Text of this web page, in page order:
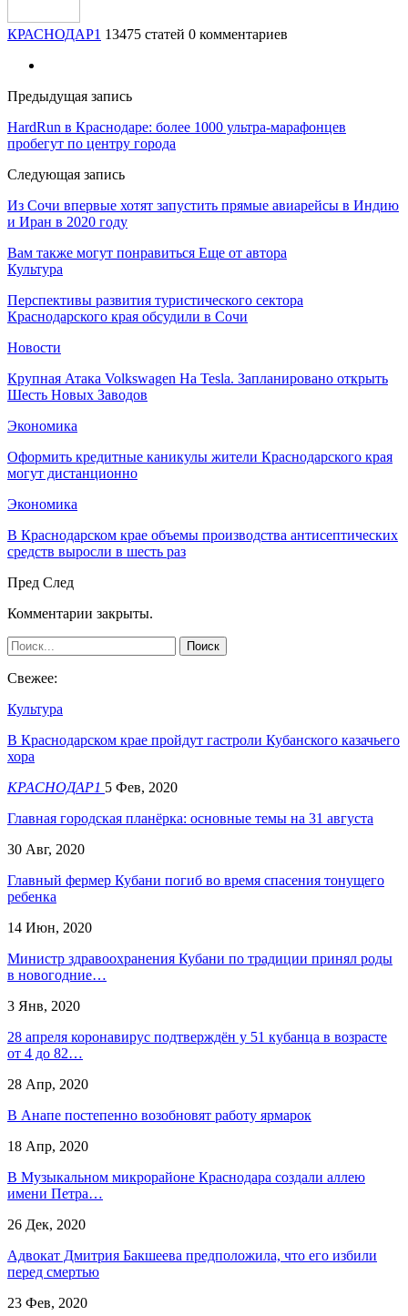
КРАСНОДАР1 13475 статей 0 комментариев
Предыдущая запись
HardRun в Краснодаре: более 1000 ультра-марафонцев
пробегут по центру города
Следующая запись
Из Сочи впервые хотят запустить прямые авиарейсы в Индию
и Иран в 2020 году
Вам также могут понравиться Еще от автора
Культура
Перспективы развития туристического сектора
Краснодарского края обсудили в Сочи
Новости
Крупная Атака Volkswagen На Tesla. Запланировано открыть
Шесть Новых Заводов
Экономика
Оформить кредитные каникулы жители Краснодарского края
могут дистанционно
Экономика
В Краснодарском крае объемы производства антисептических
средств выросли в шесть раз
Пред След
Комментарии закрыты.
Свежее:
Культура
В Краснодарском крае пройдут гастроли Кубанского казачьего
хора
КРАСНОДАР1 5 Фев, 2020
Главная городская планёрка: основные темы на 31 августа
30 Авг, 2020
Главный фермер Кубани погиб во время спасения тонущего
ребенка
14 Июн, 2020
Министр здравоохранения Кубани по традиции принял роды
в новогодние…
3 Янв, 2020
28 апреля коронавирус подтверждён у 51 кубанца в возрасте
от 4 до 82…
28 Апр, 2020
В Анапе постепенно возобновят работу ярмарок
18 Апр, 2020
В Музыкальном микрорайоне Краснодара создали аллею
имени Петра…
26 Дек, 2020
Адвокат Дмитрия Бакшеева предположила, что его избили
перед смертью
23 Фев, 2020